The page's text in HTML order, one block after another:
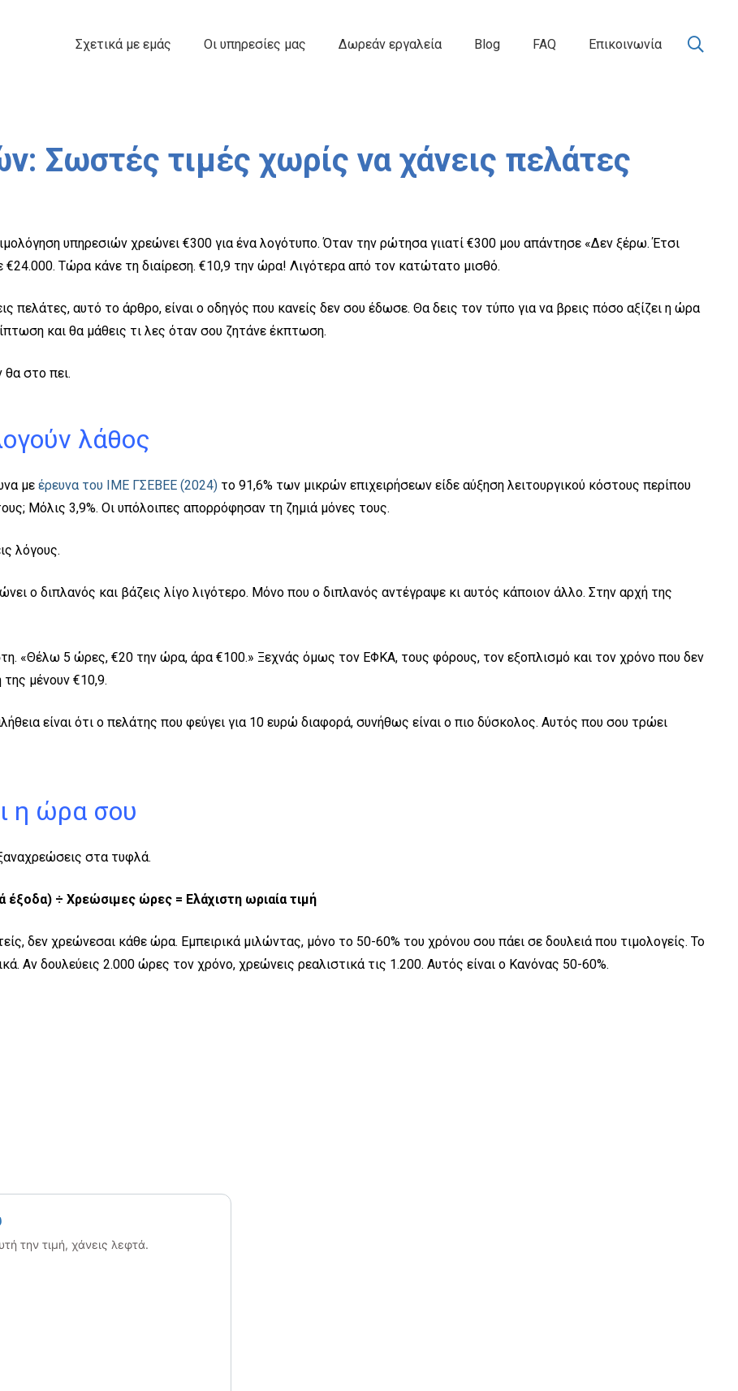
Σχετικά με εμάς Οι υπηρεσίες μας Δωρεάν εργαλεία Blog FAQ Επικοινωνία
Σωστές τιμές χωρίς να χάνεις πελάτες
υπηρεσιών χρεώνει €300 για ένα λογότυπο. Όταν την ρώτησα γιιατί €300 μου απάντησε «Δεν ξέρω. Έτσι
€24.000. Τώρα κάνε τη διαίρεση. €10,9 την ώρα! Λιγότερα από τον κατώτατο μισθό.
πελάτες, αυτό το άρθρο, είναι ο οδηγός που κανείς δεν σου έδωσε. Θα δεις τον τύπο για να βρεις πόσο αξίζει η ώρα
και θα μάθεις τι λες όταν σου ζητάνε έκπτωση.
θα στο πει.
λάθος
με έρευνα του ΙΜΕ ΓΣΕΒΕΕ (2024) το 91,6% των μικρών επιχειρήσεων είδε αύξηση λειτουργικού κόστους περίπου
Μόλις 3,9%. Οι υπόλοιπες απορρόφησαν τη ζημιά μόνες τους.
λόγους.
ο διπλανός και βάζεις λίγο λιγότερο. Μόνο που ο διπλανός αντέγραψε κι αυτός κάποιον άλλο. Στην αρχή της
«Θέλω 5 ώρες, €20 την ώρα, άρα €100.» Ξεχνάς όμως τον ΕΦΚΑ, τους φόρους, τον εξοπλισμό και τον χρόνο που δεν
μένουν €10,9.
είναι ότι ο πελάτης που φεύγει για 10 ευρώ διαφορά, συνήθως είναι ο πιο δύσκολος. Αυτός που σου τρώει
η ώρα σου
στα τυφλά.
÷ Χρεώσιμες ώρες = Ελάχιστη ωριαία τιμή
δεν χρεώνεσαι κάθε ώρα. Εμπειρικά μιλώντας, μόνο το 50-60% του χρόνου σου πάει σε δουλειά που τιμολογείς. Το
Αν δουλεύεις 2.000 ώρες τον χρόνο, χρεώνεις ρεαλιστικά τις 1.200. Αυτός είναι ο Κανόνας 50-60%.
την τιμή, χάνεις λεφτά.